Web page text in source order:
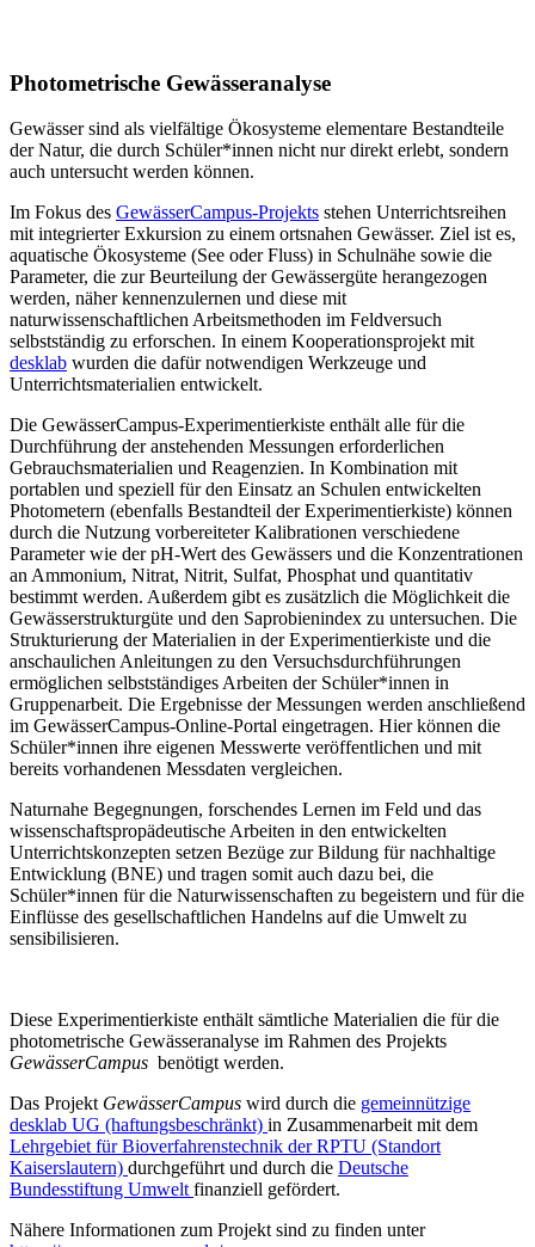
Photometrische Gewässeranalyse
Gewässer sind als vielfältige Ökosysteme elementare Bestandteile
der Natur, die durch Schüler*innen nicht nur direkt erlebt, sondern
auch untersucht werden können.
Im Fokus des GewässerCampus-Projekts stehen Unterrichtsreihen
mit integrierter Exkursion zu einem ortsnahen Gewässer. Ziel ist es,
aquatische Ökosysteme (See oder Fluss) in Schulnähe sowie die
Parameter, die zur Beurteilung der Gewässergüte herangezogen
werden, näher kennenzulernen und diese mit
naturwissenschaftlichen Arbeitsmethoden im Feldversuch
selbstständig zu erforschen. In einem Kooperationsprojekt mit
desklab wurden die dafür notwendigen Werkzeuge und
Unterrichtsmaterialien entwickelt.
Die GewässerCampus-Experimentierkiste enthält alle für die
Durchführung der anstehenden Messungen erforderlichen
Gebrauchsmaterialien und Reagenzien. In Kombination mit
portablen und speziell für den Einsatz an Schulen entwickelten
Photometern (ebenfalls Bestandteil der Experimentierkiste) können
durch die Nutzung vorbereiteter Kalibrationen verschiedene
Parameter wie der pH-Wert des Gewässers und die Konzentrationen
an Ammonium, Nitrat, Nitrit, Sulfat, Phosphat und quantitativ
bestimmt werden. Außerdem gibt es zusätzlich die Möglichkeit die
Gewässerstrukturgüte und den Saprobienindex zu untersuchen. Die
Strukturierung der Materialien in der Experimentierkiste und die
anschaulichen Anleitungen zu den Versuchsdurchführungen
ermöglichen selbstständiges Arbeiten der Schüler*innen in
Gruppenarbeit. Die Ergebnisse der Messungen werden anschließend
im GewässerCampus-Online-Portal eingetragen. Hier können die
Schüler*innen ihre eigenen Messwerte veröffentlichen und mit
bereits vorhandenen Messdaten vergleichen.
Naturnahe Begegnungen, forschendes Lernen im Feld und das
wissenschaftspropädeutische Arbeiten in den entwickelten
Unterrichtskonzepten setzen Bezüge zur Bildung für nachhaltige
Entwicklung (BNE) und tragen somit auch dazu bei, die
Schüler*innen für die Naturwissenschaften zu begeistern und für die
Einflüsse des gesellschaftlichen Handelns auf die Umwelt zu
sensibilisieren.
Diese Experimentierkiste enthält sämtliche Materialien die für die
photometrische Gewässeranalyse im Rahmen des Projekts
GewässerCampus benötigt werden.
Das Projekt GewässerCampus wird durch die gemeinnützige
desklab UG (haftungsbeschränkt) in Zusammenarbeit mit dem
Lehrgebiet für Bioverfahrenstechnik der RPTU (Standort
Kaiserslautern) durchgeführt und durch die Deutsche
Bundesstiftung Umweltfinanziell gefördert.
Nähere Informationen zum Projekt sind zu finden unter